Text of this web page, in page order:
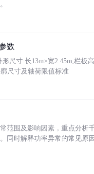
数
尺寸:长13m×宽2.45m,栏板
尺寸及轴荷限值标准
范围及影响因素，重点分析
同时解释功率异常的常见原